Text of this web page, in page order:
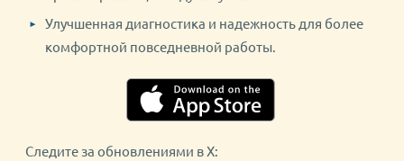
Улучшенная диагностика и надежность для более
комфортной повседневной работы.
Следите за обновлениями в X: